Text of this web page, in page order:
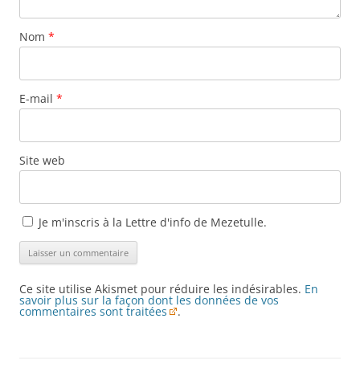
Nom *
E-mail *
Site web
Je m'inscris à la Lettre d'info de Mezetulle.
Ce site utilise Akismet pour réduire les indésirables. En
savoir plus sur la façon dont les données de vos
commentaires sont traitées .